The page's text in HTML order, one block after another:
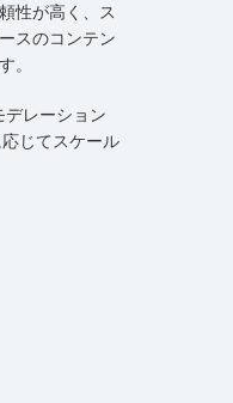
性が高く、ス
スのコンテン
。
デレーション
じてスケール